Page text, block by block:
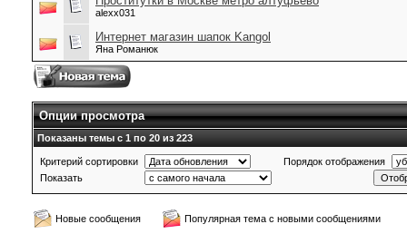
alexx031
Интернет магазин шапок Kangol
Яна Романюк
Опции просмотра
Показаны темы с 1 по 20 из 223
Критерий сортировки
Порядок отображения
Показать
Новые сообщения
Популярная тема с новыми сообщениями